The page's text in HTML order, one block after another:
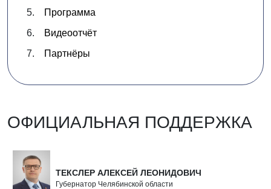
Программа
Видеоотчёт
Партнёры
ОФИЦИАЛЬНАЯ ПОДДЕРЖКА
ТЕКСЛЕР АЛЕКСЕЙ ЛЕОНИДОВИЧ
Губернатор Челябинской области